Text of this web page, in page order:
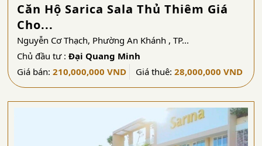
Căn Hộ Sarica Sala Thủ Thiêm Giá
Cho...
Nguyễn Cơ Thạch, Phường An Khánh , TP...
Chủ đầu tư : Đại Quang Minh
Giá bán: 210,000,000 VND Giá thuê: 28,000,000 VND